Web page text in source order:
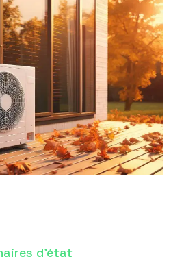
d'état